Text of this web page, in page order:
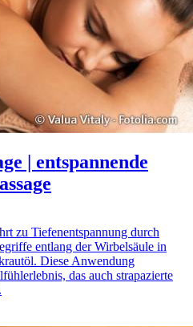
| entspannende
zu Tiefenentspannung durch
entlang der Wirbelsäule in
Diese Anwendung
das auch strapazierte